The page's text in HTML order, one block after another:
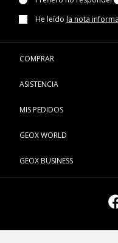
He leído la nota
COMPRAR
ASISTENCIA
MIS PEDIDOS
GEOX WORLD
GEOX BUSINESS